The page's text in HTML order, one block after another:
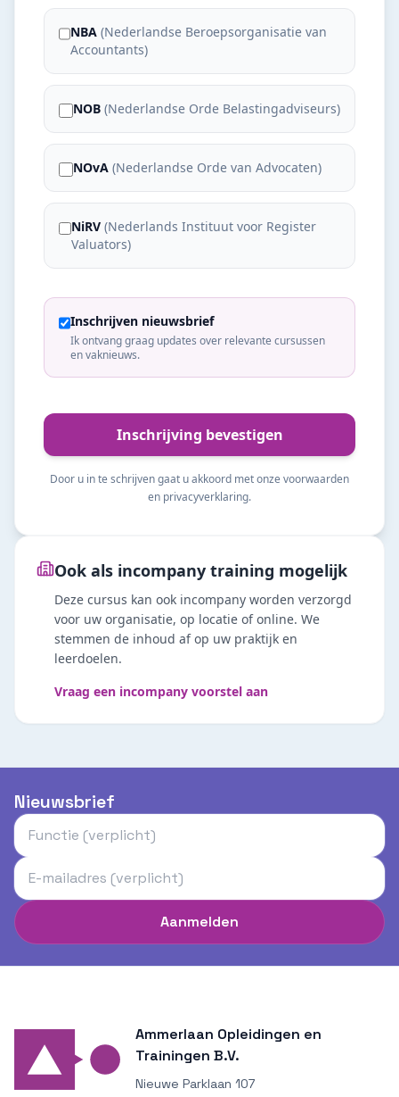
NBA (Nederlandse Beroepsorganisatie van
Accountants)
NOB (Nederlandse Orde Belastingadviseurs)
NOvA (Nederlandse Orde van Advocaten)
NiRV (Nederlands Instituut voor Register
Valuators)
Inschrijven nieuwsbrief
Ik ontvang graag updates over relevante cursussen
en vaknieuws.
Inschrijving bevestigen
Door u in te schrijven gaat u akkoord met onze voorwaarden
en privacyverklaring.
Ook als incompany training mogelijk
Deze cursus kan ook incompany worden verzorgd
voor uw organisatie, op locatie of online. We
stemmen de inhoud af op uw praktijk en
leerdoelen.
Vraag een incompany voorstel aan
Nieuwsbrief
Aanmelden
Ammerlaan Opleidingen en
Trainingen B.V.
Nieuwe Parklaan 107